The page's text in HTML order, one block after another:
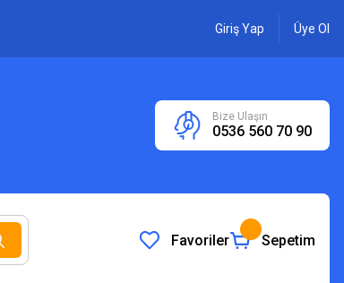
Giriş Yap Üye Ol
Bize Ulaşın
0536 560 70 90
Favoriler Sepetim